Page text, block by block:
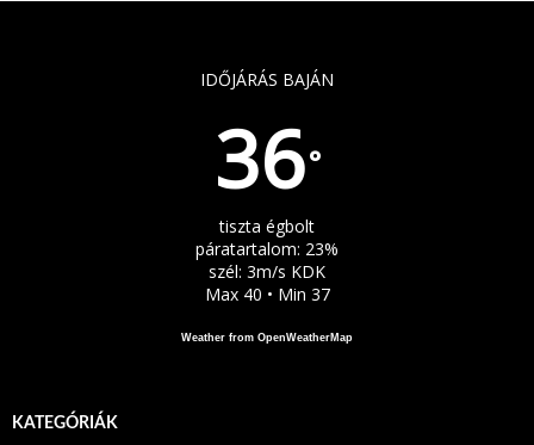
IDŐJÁRÁS BAJÁN
36°
tiszta égbolt
páratartalom: 23%
szél: 3m/s KDK
Max 40 • Min 37
Weather from OpenWeatherMap
KATEGÓRIÁK